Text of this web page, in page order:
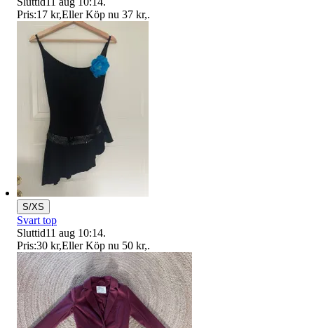
Pris:17 kr,Eller Köp nu 37 kr,.
S/XS
Svart top
Sluttid11 aug 10:14.
Pris:30 kr,Eller Köp nu 50 kr,.